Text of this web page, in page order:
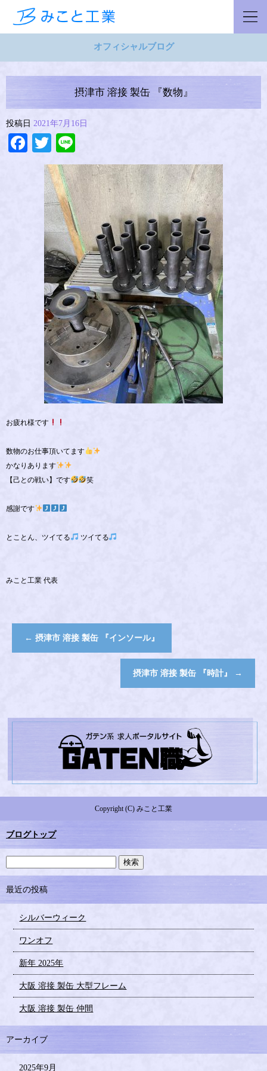
オフィシャルブログ
摂津市 溶接 製缶 『数物』
投稿日 2021年7月16日
Facebook
Twitter
お疲れ様です
数物のお仕事頂いてます
かなりあります
【己との戦い】です
笑
感謝です
とことん、ツイてる ツイてる
みこと工業 代表
← 摂津市 溶接 製缶 『インソール』
摂津市 溶接 製缶 『時計』 →
Copyright (C) みこと工業
ブログトップ
最近の投稿
シルバーウィーク
ワンオフ
新年 2025年
大阪 溶接 製缶 大型フレーム
大阪 溶接 製缶 仲間
アーカイブ
2025年9月